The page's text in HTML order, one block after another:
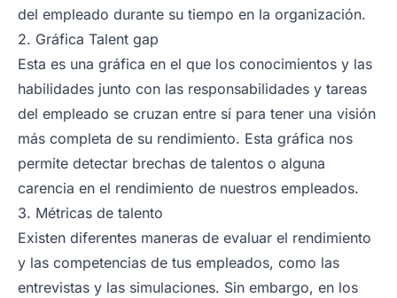
del empleado durante su tiempo en la organización.
2. Gráfica Talent gap
Esta es una gráfica en el que los conocimientos y las
habilidades junto con las responsabilidades y tareas
del empleado se cruzan entre sí para tener una visión
más completa de su rendimiento. Esta gráfica nos
permite detectar brechas de talentos o alguna
carencia en el rendimiento de nuestros empleados.
3. Métricas de talento
Existen diferentes maneras de evaluar el rendimiento
y las competencias de tus empleados, como las
entrevistas y las simulaciones. Sin embargo, en los